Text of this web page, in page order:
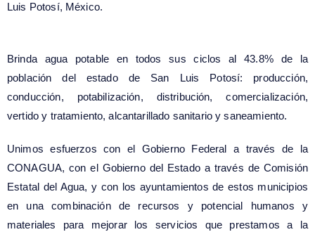
Luis Potosí, México.
Brinda agua potable en todos sus ciclos al 43.8% de la
población del estado de San Luis Potosí: producción,
conducción, potabilización, distribución, comercialización,
vertido y tratamiento, alcantarillado sanitario y saneamiento.
Unimos esfuerzos con el Gobierno Federal a través de la
CONAGUA, con el Gobierno del Estado a través de Comisión
Estatal del Agua, y con los ayuntamientos de estos municipios
en una combinación de recursos y potencial humanos y
materiales para mejorar los servicios que prestamos a la